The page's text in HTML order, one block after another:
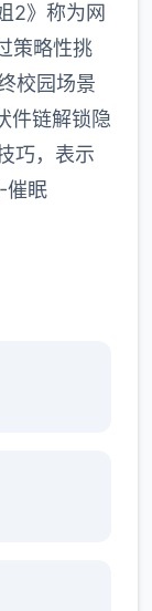
2》称为网
策略性挑
校园场景
件链解锁隐
巧，表示
催眠